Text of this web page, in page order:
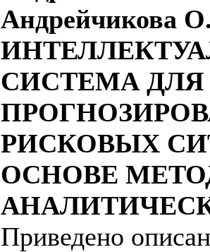
Андрейчикова
СИСТЕМА ДЛЯ
РИСКОВЫХ
ОСНОВЕ
Приведено